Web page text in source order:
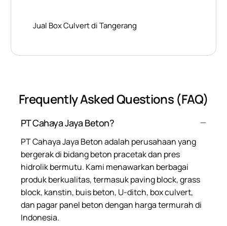
Jual Box Culvert di Tangerang
Frequently Asked Questions (FAQ)
PT Cahaya Jaya Beton?
PT Cahaya Jaya Beton adalah perusahaan yang
bergerak di bidang beton pracetak dan pres
hidrolik bermutu. Kami menawarkan berbagai
produk berkualitas, termasuk paving block, grass
block, kanstin, buis beton, U-ditch, box culvert,
dan pagar panel beton dengan harga termurah di
Indonesia.